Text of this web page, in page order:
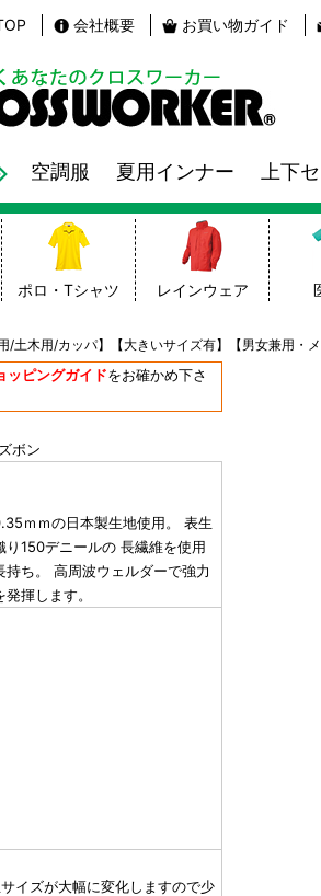
会社概要 お買い物ガイド
空調服 夏用インナー 上下
ポロ・Tシャツ レインウェア
木用/カッパ】【大きいサイズ有】【男女兼用・メ
ッピングガイドをお確かめ下さ
ボン
ｍｍの日本製生地使用。 表生
150デニールの 長繊維を使用
持ち。 高周波ウェルダーで強力
揮します。
イズが大幅に変化しますので少